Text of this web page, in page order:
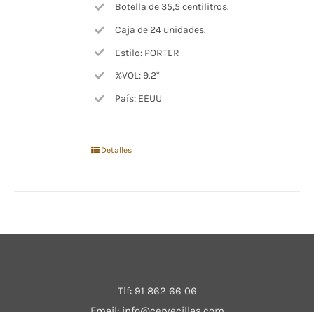
Botella de 35,5 centilitros.
Caja de 24 unidades.
Estilo: PORTER
%VOL: 9.2°
País: EEUU
Detalles
Tlf: 91 862 66 06